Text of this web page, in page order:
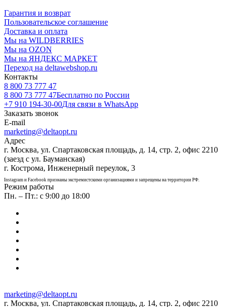
Гарантия и возврат
Пользовательское соглашение
Доставка и оплата
Мы на WILDBERRIES
Мы на OZON
Мы на ЯНДЕКС МАРКЕТ
Переход на deltawebshop.ru
Контакты
8 800 73 777 47
8 800 73 777 47Бесплатно по России
+7 910 194-30-00Для связи в WhatsApp
Заказать звонок
E-mail
marketing@deltaopt.ru
Адрес
г. Москва, ул. Спартаковская площадь, д. 14, стр. 2, офис 2210
(заезд с ул. Бауманская)
г. Кострома, Инженерный переулок, 3
Instagram и Facebook признаны экстремистскими организациями и запрещены на территории РФ.
Режим работы
Пн. – Пт.: с 9:00 до 18:00
marketing@deltaopt.ru
г. Москва, ул. Спартаковская площадь, д. 14, стр. 2, офис 2210